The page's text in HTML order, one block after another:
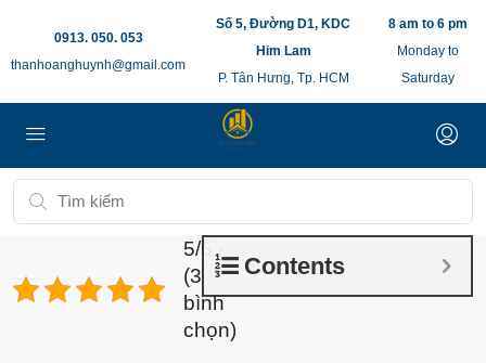
0913. 050. 053
thanhoanghuynh@gmail.com
Số 5, Đường D1, KDC
Him Lam
P. Tân Hưng, Tp. HCM
8 am to 6 pm
Monday to
Saturday
Contents
5/5 -
(3
bình
chọn)